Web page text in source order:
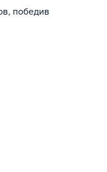
победив